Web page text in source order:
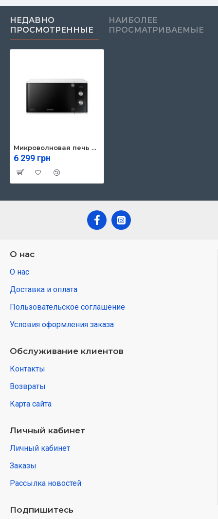
НЕДАВНО
ПРОСМОТРЕННЫЕ
НАИБОЛЕЕ
ПРОСМАТРИВАЕМЫЕ
Микроволновая печь Samsung MG23K3614AW/UA
6 299 грн
О нас
О нас
Доставка и оплата
Пользовательское соглашение
Условия оформления заказа
Обслуживание клиентов
Контакты
Возвраты
Карта сайта
Личный кабинет
Личный кабинет
Заказы
Рассылка новостей
Подпишитесь